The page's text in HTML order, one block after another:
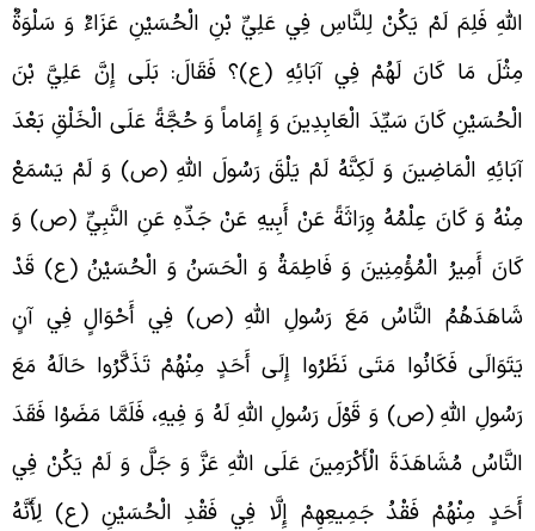
فَلِمَ لَمْ يَكُنْ لِلنَّاسِ فِي عَلِيِّ بْنِ الْحُسَيْنِ عَزَاءٌ وَ سَلْوَةٌ
مَا كَانَ لَهُمْ فِي آبَائِهِ (ع)؟ فَقَالَ: بَلَى إِنَّ عَلِيَّ بْنَ
كَانَ سَيِّدَ الْعَابِدِينَ وَ إِمَاماً وَ حُجَّةً عَلَى الْخَلْقِ بَعْدَ
الْمَاضِينَ وَ لَكِنَّهُ لَمْ يَلْقَ رَسُولَ اللَّهِ (ص) وَ لَمْ يَسْمَعْ
وَ كَانَ عِلْمُهُ وِرَاثَةً عَنْ أَبِيهِ عَنْ جَدِّهِ عَنِ النَّبِيِّ (ص) وَ
أَمِيرُ الْمُؤْمِنِينَ وَ فَاطِمَةُ وَ الْحَسَنُ وَ الْحُسَيْنُ (ع) قَدْ
النَّاسُ مَعَ رَسُولِ اللَّهِ (ص) فِي أَحْوَالٍ فِي آنٍ
فَكَانُوا مَتَى نَظَرُوا إِلَى أَحَدٍ مِنْهُمْ تَذَكَّرُوا حَالَهُ مَعَ
اللَّهِ (ص) وَ قَوْلَ رَسُولِ اللَّهِ لَهُ وَ فِيهِ، فَلَمَّا مَضَوْا فَقَدَ
مُشَاهَدَةَ الْأَكْرَمِينَ عَلَى اللَّهِ عَزَّ وَ جَلَّ وَ لَمْ يَكُنْ فِي
مِنْهُمْ فَقْدُ جَمِيعِهِمْ إِلَّا فِي فَقْدِ الْحُسَيْنِ (ع) لِأَنَّهُ